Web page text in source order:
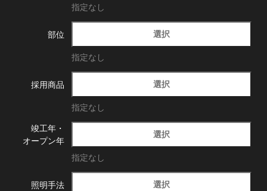
指定なし
部位 選択
指定なし
採用商品 選択
指定なし
竣工年・
オープン年
選択
指定なし
照明手法 選択